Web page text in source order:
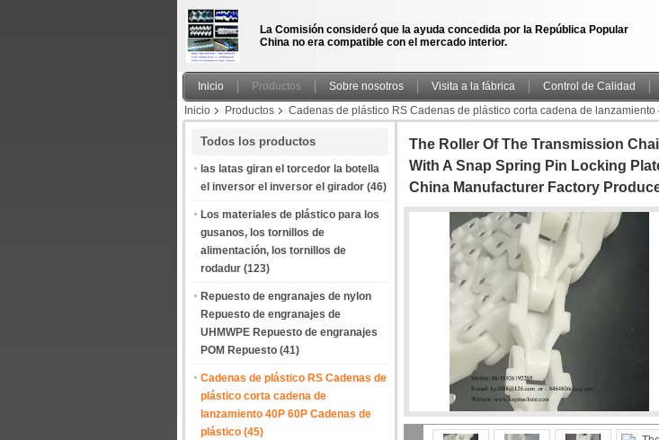
La Comisión consideró que la ayuda concedida por la República Popular
China no era compatible con el mercado interior.
Inicio Productos Sobre nosotros Visita a la fábrica Control de Calidad
Inicio
Productos Cadenas de plástico RS Cadenas de plástico corta cadena de
Todos los productos
las latas giran el torcedor la botella
el inversor el inversor el girador (46)
Los materiales de plástico para los
gusanos, los tornillos de
alimentación, los tornillos de
rodadur (123)
Repuesto de engranajes de nylon
Repuesto de engranajes de
UHMWPE Repuesto de engranajes
POM Repuesto (41)
Cadenas de plástico RS Cadenas de
plástico corta cadena de
lanzamiento 40P 60P Cadenas de
plástico (45)
The Roller Of The Transmission
With A Snap Spring Pin Locking
China Manufacturer Factory